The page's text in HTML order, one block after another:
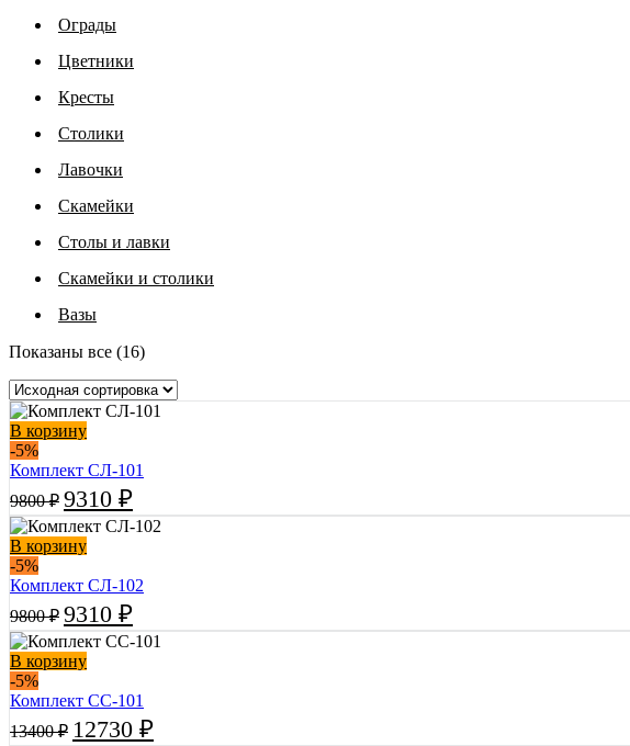
Ограды
Цветники
Кресты
Столики
Лавочки
Скамейки
Столы и лавки
Скамейки и столики
Вазы
Показаны все (16)
В корзину
-5%
Комплект СЛ-101
9800₽ 9310 ₽
В корзину
-5%
Комплект СЛ-102
9800₽ 9310 ₽
В корзину
-5%
Комплект СС-101
13400₽ 12730 ₽